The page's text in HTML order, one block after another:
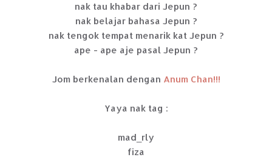
nak tau khabar dari Jepun ?
nak belajar bahasa Jepun ?
nak tengok tempat menarik kat Jepun ?
ape - ape aje pasal Jepun ?
Jom berkenalan dengan Anum Chan!!!
Yaya nak tag :
mad_rly
fiza